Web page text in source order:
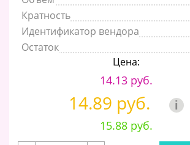
Кратность
Идентификатор вендора
Остаток
Цена:
14.13 руб.
14.89 руб. i
15.88 руб.